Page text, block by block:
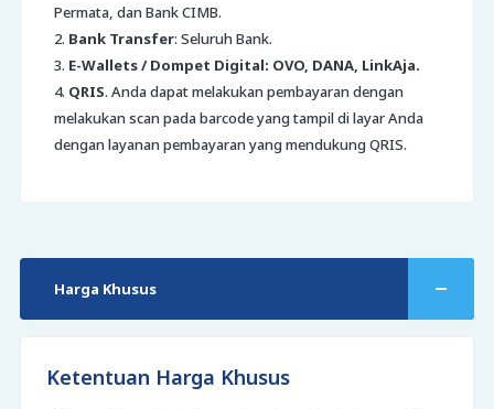
Permata, dan Bank CIMB.
2. Bank Transfer: Seluruh Bank.
3. E-Wallets / Dompet Digital: OVO, DANA, LinkAja.
4. QRIS. Anda dapat melakukan pembayaran dengan
melakukan scan pada barcode yang tampil di layar Anda
dengan layanan pembayaran yang mendukung QRIS.
Harga Khusus
Ketentuan Harga Khusus